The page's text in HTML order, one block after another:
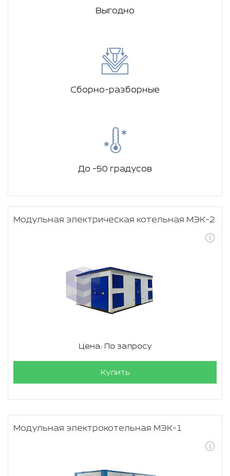
Выгодно
Сборно-разборные
До -50 градусов
Модульная электрическая котельная МЭК-2
Цена: По запросу
Купить
Модульная электрокотельная МЭК-1